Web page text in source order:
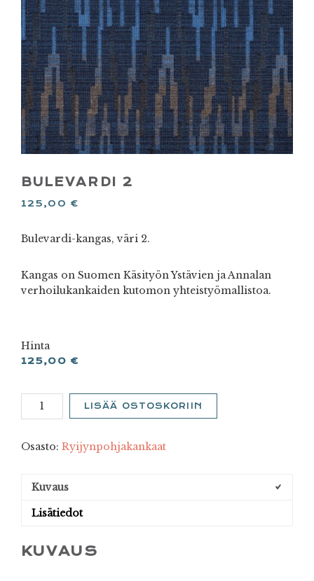
BULEVARDI 2
125,00 €
Bulevardi-kangas, väri 2.
Kangas on Suomen Käsityön Ystävien ja Annalan
verhoilukankaiden kutomon yhteistyömallistoa.
Hinta
125,00 €
Bulevardi
LISÄÄ OSTOSKORIIN
Osasto: Ryijynpohjakankaat
Kuvaus
Lisätiedot
KUVAUS